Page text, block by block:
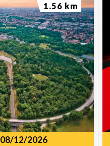
08/12/2026
1.56 km